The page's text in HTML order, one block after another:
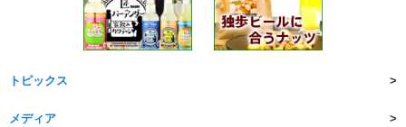
トピックス
メディア